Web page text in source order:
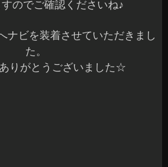
のでご確認くださいね♪
ナビを装着させていただきまし
た。
りがとうございました☆